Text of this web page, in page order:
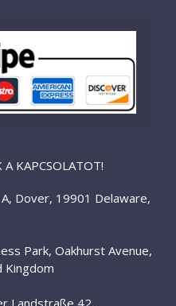
A KAPCSOLATOT!
Dover, 19901 Delaware,
Park, Oakhurst Avenue,
Kingdom
Landstraße 42,